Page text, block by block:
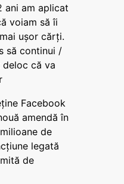
ani am aplicat
voiam să îi
ușor cărți.
să continui /
că va
Facebook
amendă în
de
legată
de